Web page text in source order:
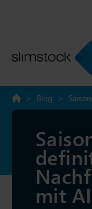
> Blog >
Beispiele
mit